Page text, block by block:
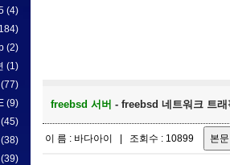
(4)
(2)
(1)
(77)
(9)
(45)
(38)
(39)
freebsd 서버 - freebsd 네트워크 트
이 름 : 바다아이 | 조회수 : 10899